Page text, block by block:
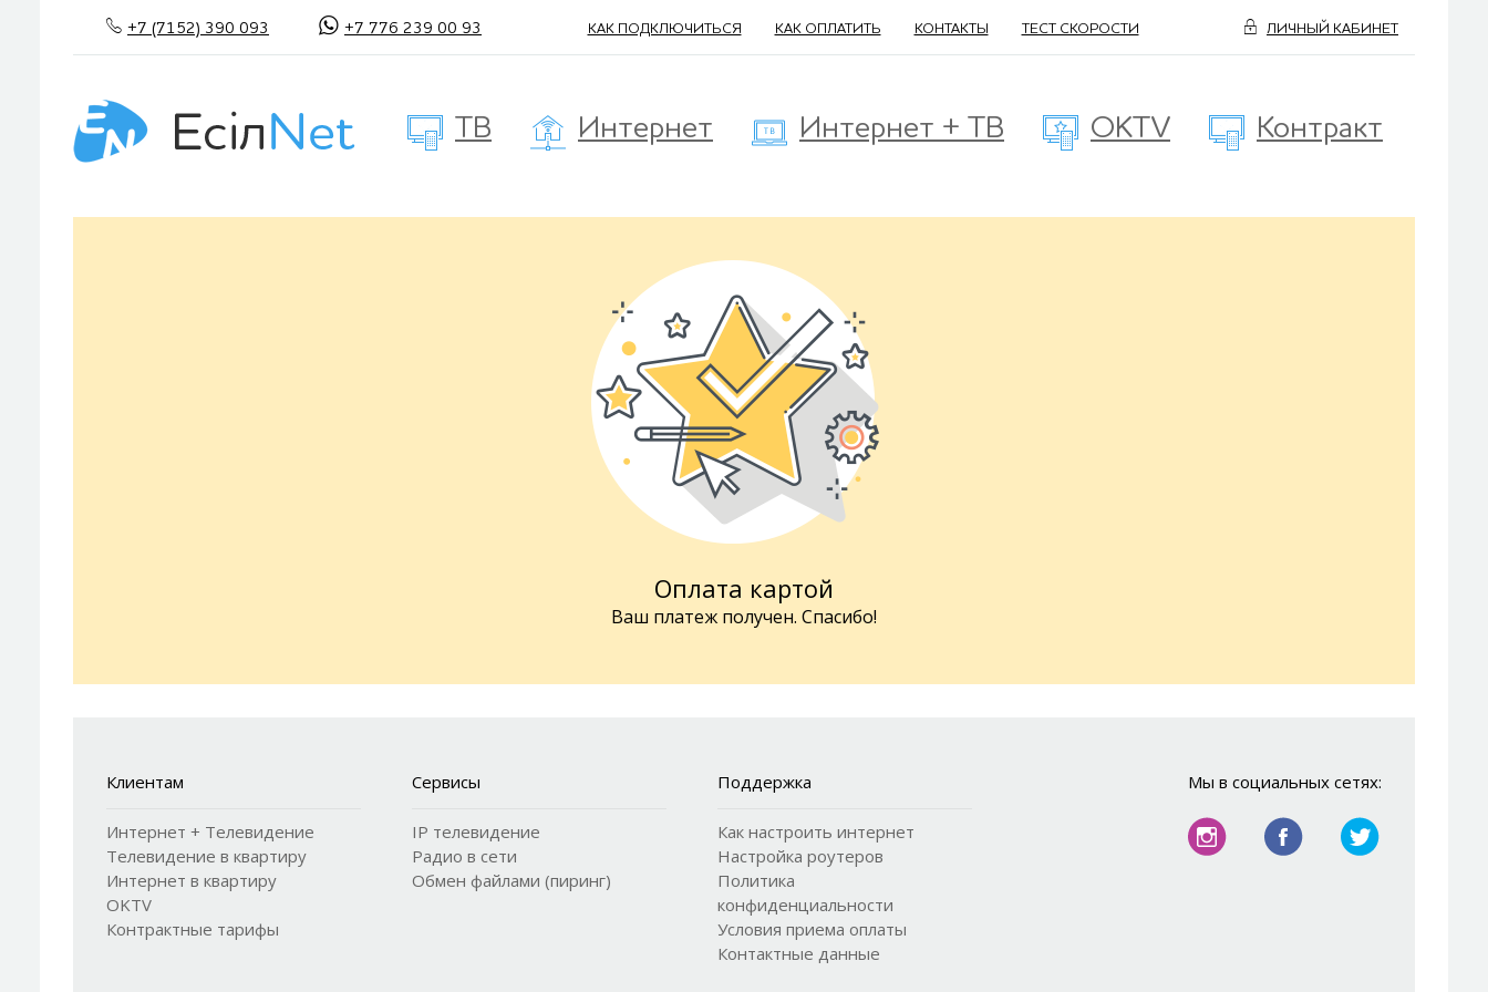
+7 (7152) 390 093 +7 776 239 00 93 КАК ПОДКЛЮЧИТЬСЯ КАК ОПЛАТИТЬ КОНТАКТЫ ТЕСТ СКОРОСТИ ЛИЧНЫЙ КАБИНЕТ
ТВ Интернет Интернет + ТВ OKTV Контракт
Оплата картой
Ваш платеж получен. Спасибо!
Клиентам
Интернет + Телевидение
Телевидение в квартиру
Интернет в квартиру
OKTV
Контрактные тарифы
Сервисы
IP телевидение
Радио в сети
Обмен файлами (пиринг)
Поддержка
Как настроить интернет
Настройка роутеров
Политика
конфиденциальности
Условия приема оплаты
Контактные данные
Мы в социальных сетях: